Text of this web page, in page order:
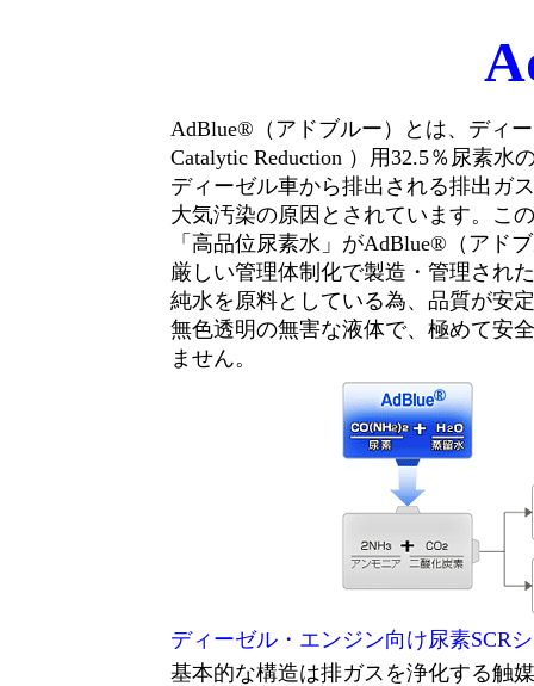
AdBlue®（アドブルー）とは、ディ
Catalytic Reduction ）用32.5％尿素水
ディーゼル車から排出される排出ガ
大気汚染の原因とされています。こ
「高品位尿素水」がAdBlue®（アド
厳しい管理体制化で製造・管理され
純水を原料としている為、品質が安
無色透明の無害な液体で、極めて安
ません。
ディーゼル・エンジン向け尿素SCR
基本的な構造は排ガスを浄化する触